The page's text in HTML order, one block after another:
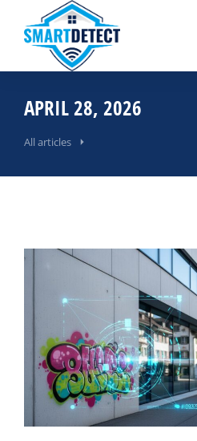
APRIL 28, 2026
All articles